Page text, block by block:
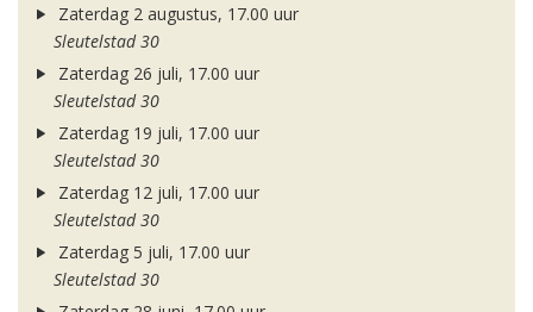
Zaterdag 2 augustus, 17.00 uur
Sleutelstad 30
Zaterdag 26 juli, 17.00 uur
Sleutelstad 30
Zaterdag 19 juli, 17.00 uur
Sleutelstad 30
Zaterdag 12 juli, 17.00 uur
Sleutelstad 30
Zaterdag 5 juli, 17.00 uur
Sleutelstad 30